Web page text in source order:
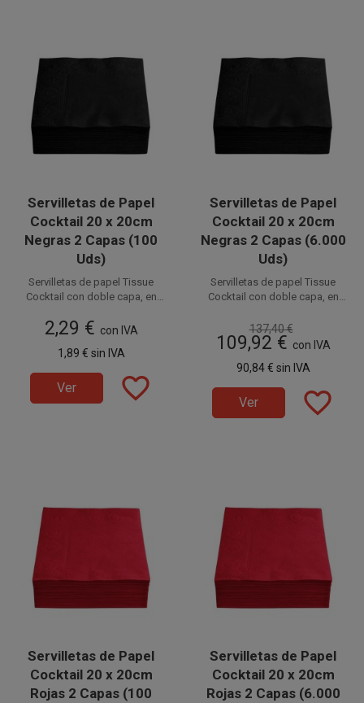
Servilletas de Papel
Cocktail 20 x 20cm
Negras 2 Capas (100
Uds)
Servilletas de papel Tissue
Cocktail con doble capa, en
10 cm plegadas). Ideales para
Degustaciones, Catering,
Fiestas, Restaurantes,
Hostelería y Eventos. Prácticas e
higiénicas.
paquetes de 100 unidades.
2,29 € con IVA
1,89 € sin IVA
Ver favorite_border
Servilletas de Papel
Cocktail 20 x 20cm
Negras 2 Capas (6.000
Uds)
Servilletas de papel Tissue
Cocktail con doble capa, en
10 cm plegadas). Ideales para
Degustaciones, Catering,
Fiestas, Restaurantes,
Hostelería y Eventos. Prácticas e
higiénicas.
de 6.000 unidades, distribuidas
en 60 paquetes de 100
137,40 €
109,92 € con IVA
90,84 € sin IVA
Ver favorite_border
Servilletas de Papel
Cocktail 20 x 20cm
Rojas 2 Capas (100
Servilletas de Papel
Cocktail 20 x 20cm
Rojas 2 Capas (6.000